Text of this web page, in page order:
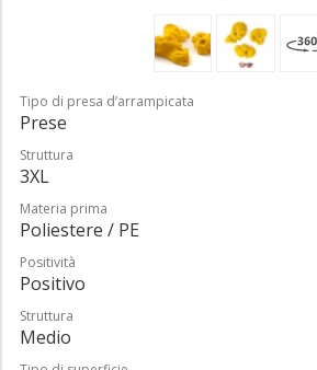
Tipo di presa d’arrampicata
Prese
Struttura
3XL
Materia prima
Poliestere / PE
Positività
Positivo
Struttura
Medio